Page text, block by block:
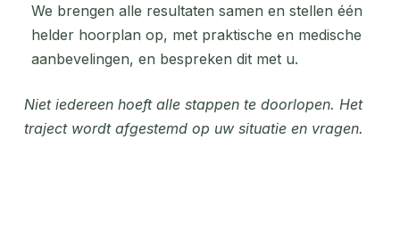
We brengen alle resultaten samen en stellen één
helder hoorplan op, met praktische en medische
aanbevelingen, en bespreken dit met u.
Niet iedereen hoeft alle stappen te doorlopen. Het
traject wordt afgestemd op uw situatie en vragen.